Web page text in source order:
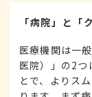
「病院」と「
医療機関は一
医院）」の2つ
とで、よりス